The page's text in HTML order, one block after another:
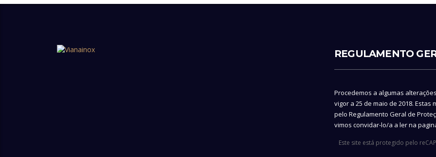
REGULAMENTO
Procedemos a algumas
vigor a 25 de maio de 2018.
pelo Regulamento Geral de
vimos convidar-lo/a a ler na
Este site está protegido pelo